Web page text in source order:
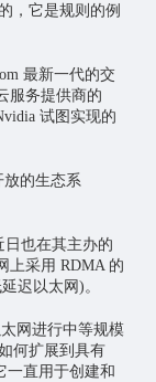
，它是规则的例
最新一代的交
服务提供商的
试图实现的
放的生态系
日也在其主办的
上采用 RDMA 的
迟以太网)。
网进行中等规模
何扩展到具有
一直用于创建和